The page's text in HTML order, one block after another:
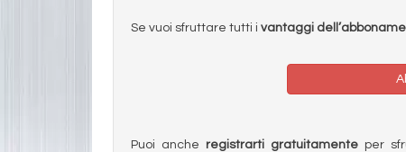
Se vuoi sfruttare tutti i vantaggi
Puoi anche registrarti gratuitamenteper